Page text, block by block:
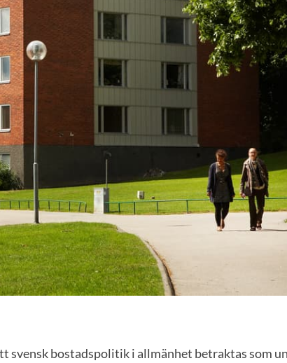
svensk bostadspolitik i allmänhet betraktas som